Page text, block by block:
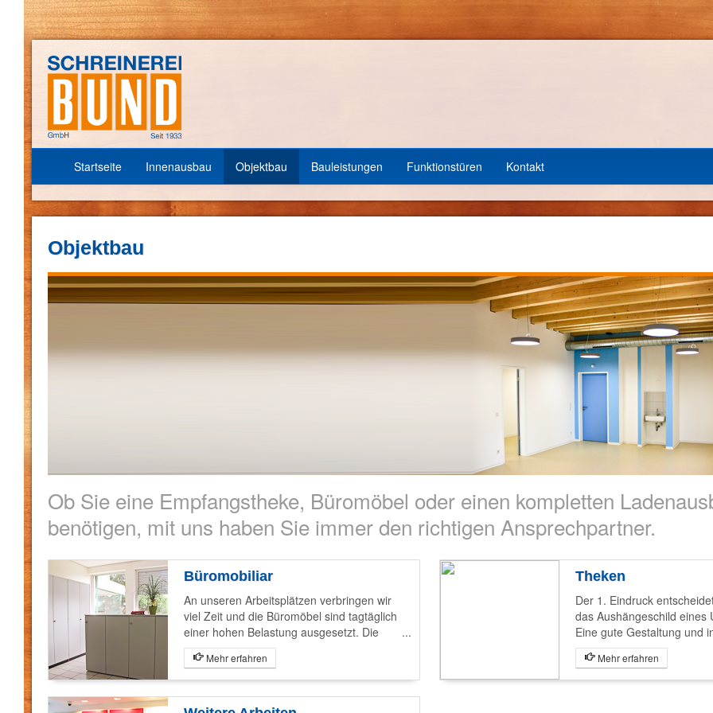
Startseite Innenausbau Objektbau Bauleistungen Funktionstüren Kontakt
Objektbau
Ob Sie eine Empfangstheke, Büromöbel oder einen kompletten
benötigen, mit uns haben Sie immer den richtigen Ansprechpartner.
Büromobiliar
An unseren Arbeitsplätzen verbringen wir
viel Zeit und die Büromöbel sind tagtäglich
einer hohen Belastung ausgesetzt. Die
Auswahl des richtigen Materials und die
Anpassung auf Ihre persönlichen
Anforderungen garantieren Ihnen langfristig
ein schönes Arbeitsumfeld.
Mehr erfahren
Theken
Der 1. Eindruck
das Aushängeschild eines
Eine gute Gestaltung und
Funktionalität sind
werden Ihre Wünsche
umsetzen.
Mehr erfahren